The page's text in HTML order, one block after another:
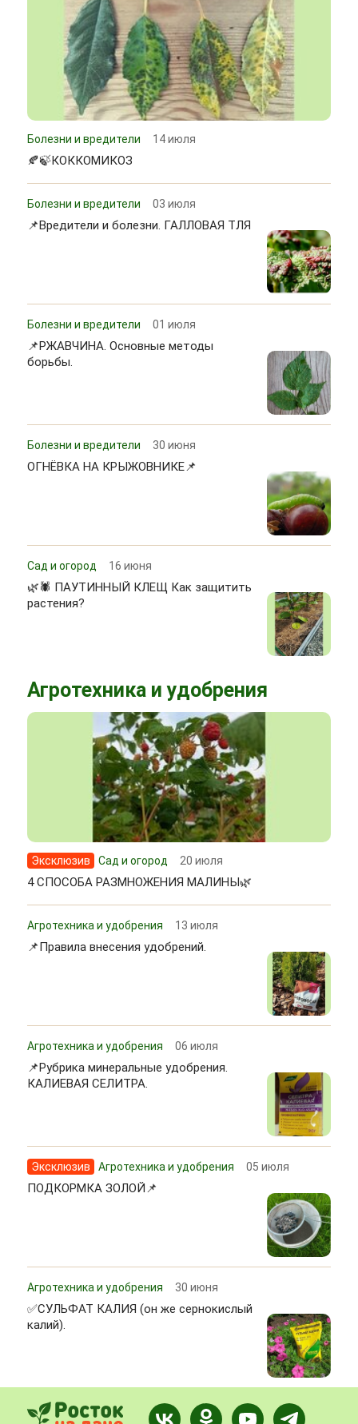
Болезни и вредители 14 июля
🍂🍃КОККОМИКОЗ
Болезни и вредители 03 июля
📌Вредители и болезни. ГАЛЛОВАЯ ТЛЯ
Болезни и вредители 01 июля
📌РЖАВЧИНА. Основные методы
борьбы.
Болезни и вредители 30 июня
ОГНЁВКА НА КРЫЖОВНИКЕ📌
Сад и огород 16 июня
🌿🕷 ПАУТИННЫЙ КЛЕЩ Как защитить
растения?
Агротехника и удобрения
Эксклюзив Сад и огород 20 июля
4 СПОСОБА РАЗМНОЖЕНИЯ МАЛИНЫ🌿
Агротехника и удобрения 13 июля
📌Правила внесения удобрений.
Агротехника и удобрения 06 июля
📌Рубрика минеральные удобрения.
КАЛИЕВАЯ СЕЛИТРА.
Эксклюзив Агротехника и удобрения 05 июля
ПОДКОРМКА ЗОЛОЙ📌
Агротехника и удобрения 30 июня
✅СУЛЬФАТ КАЛИЯ (он же сернокислый
калий).